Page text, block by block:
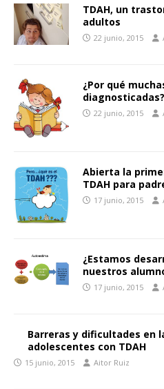
TDAH, un
adultos
22 junio, 2015
¿Por qué
diagnosticadas?
22 junio, 2015
Abierta la
TDAH para
17 junio, 2015
¿Estamos
nuestros
17 junio, 2015
Barreras y dificultades en
adolescentes con TDAH
15 junio, 2015 Aitor Ruiz